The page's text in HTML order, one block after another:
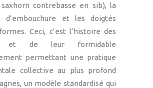
contrebasse en sib), la
d’embouchure et les doigtés
Ceci, c’est l’histoire des
et de leur formidable
permettant une pratique
collective au plus profond
un modèle standardisé qui